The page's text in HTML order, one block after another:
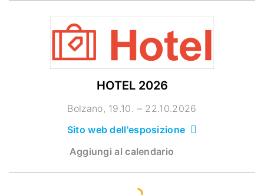
HOTEL 2026
Bolzano 19.10. – 22.10.2026
Sito web dell'esposizione
Aggiungi al calendario